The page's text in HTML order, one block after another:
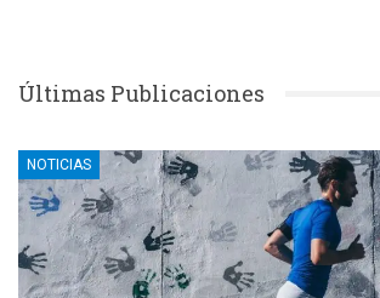
Últimas Publicaciones
NOTICIAS